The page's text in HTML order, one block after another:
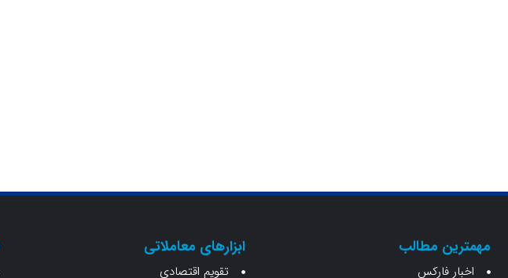
مهمترین مطالب
اخبار فارکس
ابزارهای معاملاتی
تقویم اقتصادی